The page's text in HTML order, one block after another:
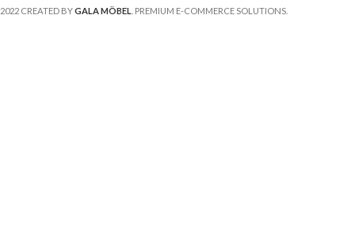
2022 CREATED BYGALA MÖBEL . PREMIUM E-COMMERCE SOLUTIONS.